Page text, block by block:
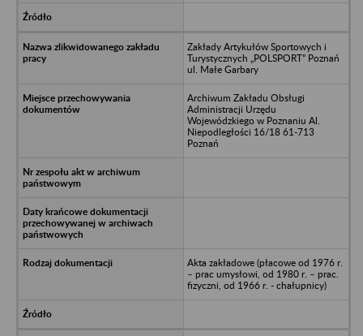
Zakłady Artykułów Sportowych i
Turystycznych „POLSPORT” Poznań
ul. Małe Garbary
Archiwum Zakładu Obsługi
Administracji Urzędu
Wojewódzkiego w Poznaniu Al.
Niepodległości 16/18 61-713
Poznań
Akta zakładowe (płacowe od 1976 r.
– prac umysłowi, od 1980 r. – prac.
fizyczni, od 1966 r. - chałupnicy)